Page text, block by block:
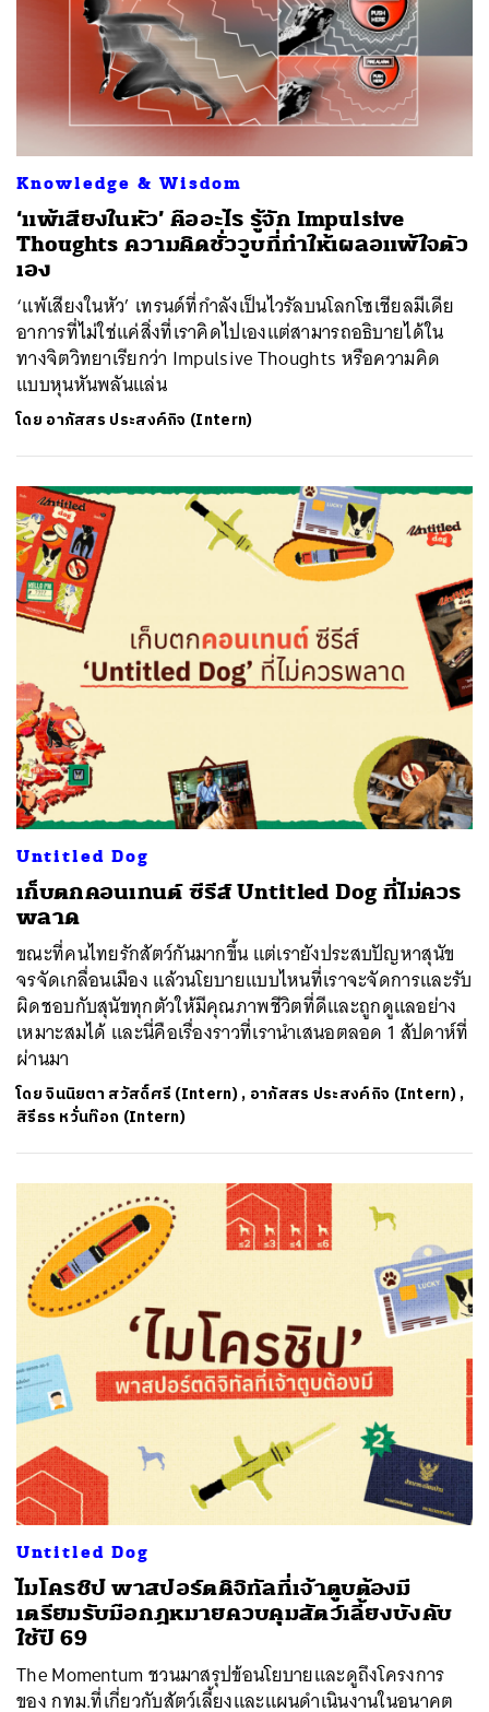
Knowledge & Wisdom
‘แพ้เสียงในหัว’ คืออะไร รู้จัก Impulsive
Thoughts ความคิดชั่ววูบที่ทำให้เผลอแพ้ใจตัว
เอง
‘แพ้เสียงในหัว’ เทรนด์ที่กำลังเป็นไวรัลบนโลกโซเชียลมีเดีย
อาการที่ไม่ใช่แค่สิ่งที่เราคิดไปเองแต่สามารถอธิบายได้ใน
ทางจิตวิทยาเรียกว่า Impulsive Thoughts หรือความคิด
แบบหุนหันพลันแล่น
โดย อาภัสสร ประสงค์กิจ (Intern)
Untitled Dog
เก็บตกคอนเทนต์ ซีรีส์ Untitled Dog ที่ไม่ควร
พลาด
ขณะที่คนไทยรักสัตว์กันมากขึ้น แต่เรายังประสบปัญหาสุนัข
จรจัดเกลื่อนเมือง แล้วนโยบายแบบไหนที่เราจะจัดการและรับ
ผิดชอบกับสุนัขทุกตัวให้มีคุณภาพชีวิตที่ดีและถูกดูแลอย่าง
เหมาะสมได้ และนี่คือเรื่องราวที่เรานำเสนอตลอด 1 สัปดาห์ที่
ผ่านมา
โดยจินนิยตา สวัสดิ์ศรี (Intern), อาภัสสร ประสงค์กิจ (Intern),
สิรีธร หวั่นท๊อก (Intern)
Untitled Dog
ไมโครชิป พาสปอร์ตดิจิทัลที่เจ้าตูบต้องมี
เตรียมรับมือกฎหมายควบคุมสัตว์เลี้ยงบังคับ
ใช้ปี 69
The Momentum ชวนมาสรุปข้อนโยบายและดูถึงโครงการ
ของ กทม.ที่เกี่ยวกับสัตว์เลี้ยงและแผนดำเนินงานในอนาคต
ค้นหา